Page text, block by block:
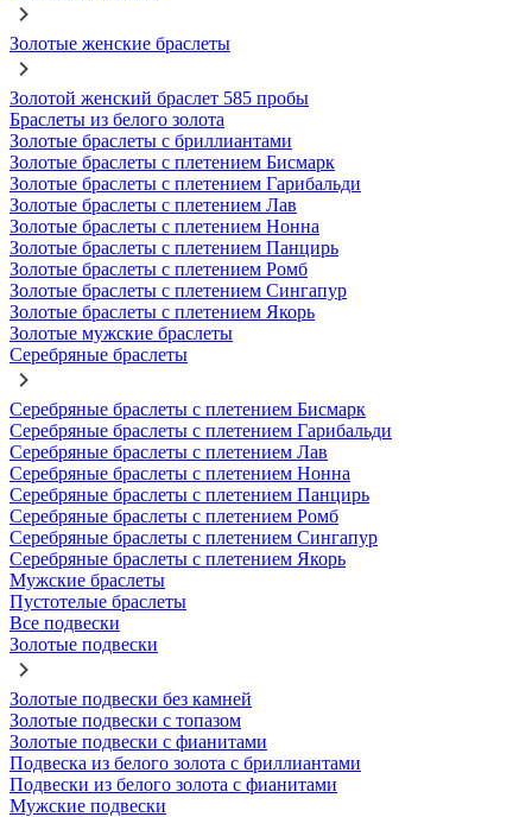
Золотые женские браслеты
Золотой женский браслет 585 пробы
Браслеты из белого золота
Золотые браслеты с бриллиантами
Золотые браслеты с плетением Бисмарк
Золотые браслеты с плетением Гарибальди
Золотые браслеты с плетением Лав
Золотые браслеты с плетением Нонна
Золотые браслеты с плетением Панцирь
Золотые браслеты с плетением Ромб
Золотые браслеты с плетением Сингапур
Золотые браслеты с плетением Якорь
Золотые мужские браслеты
Серебряные браслеты
Серебряные браслеты с плетением Бисмарк
Серебряные браслеты с плетением Гарибальди
Серебряные браслеты с плетением Лав
Серебряные браслеты с плетением Нонна
Серебряные браслеты с плетением Панцирь
Серебряные браслеты с плетением Ромб
Серебряные браслеты с плетением Сингапур
Серебряные браслеты с плетением Якорь
Мужские браслеты
Пустотелые браслеты
Все подвески
Золотые подвески
Золотые подвески без камней
Золотые подвески с топазом
Золотые подвески с фианитами
Подвеска из белого золота с бриллиантами
Подвески из белого золота с фианитами
Мужские подвески